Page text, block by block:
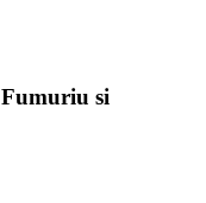
si